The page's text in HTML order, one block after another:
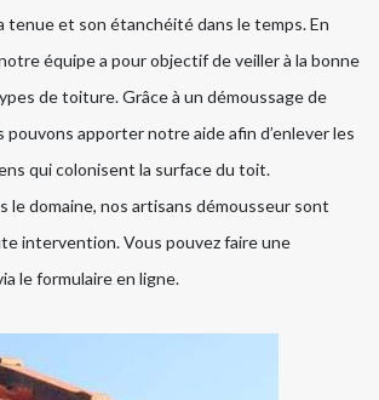
tenue et son étanchéité dans le temps. En
équipe a pour objectif de veiller à la bonne
de toiture. Grâce à un démoussage de
apporter notre aide afin d’enlever les
qui colonisent la surface du toit.
le domaine, nos artisans démousseur sont
intervention. Vous pouvez faire une
le formulaire en ligne.